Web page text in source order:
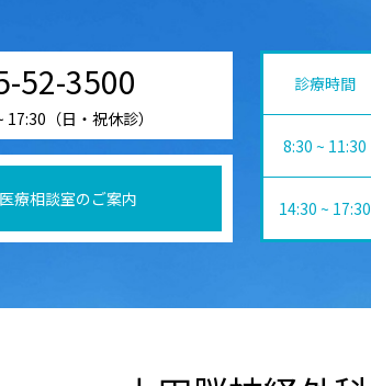
療相談室のご案内
52-3500
（日・祝休診）
診療時間
8:30 ~ 11:30
14:30 ~ 17:30